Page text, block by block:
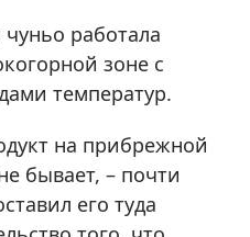
работала
зоне с
температур.
на прибрежной
бывает, – почти
его туда